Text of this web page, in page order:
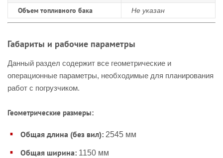
Объем топливного бака Не указан
Габариты и рабочие параметры
Данный раздел содержит все геометрические и
операционные параметры, необходимые для планирования
работ с погрузчиком.
Геометрические размеры:
Общая длина (без вил): 2545 мм
Общая ширина: 1150 мм